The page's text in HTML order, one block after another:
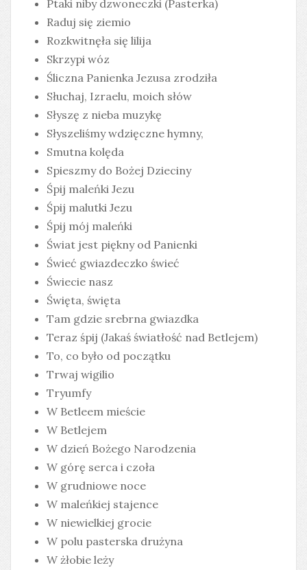
Ptaki niby dzwoneczki (Pasterka)
Raduj się ziemio
Rozkwitnęła się lilija
Skrzypi wóz
Śliczna Panienka Jezusa zrodziła
Słuchaj, Izraelu, moich słów
Słyszę z nieba muzykę
Słyszeliśmy wdzięczne hymny,
Smutna kolęda
Spieszmy do Bożej Dzieciny
Śpij maleńki Jezu
Śpij malutki Jezu
Śpij mój maleńki
Świat jest piękny od Panienki
Świeć gwiazdeczko świeć
Świecie nasz
Święta, święta
Tam gdzie srebrna gwiazdka
Teraz śpij (Jakaś światłość nad Betlejem)
To, co było od początku
Trwaj wigilio
Tryumfy
W Betleem mieście
W Betlejem
W dzień Bożego Narodzenia
W górę serca i czoła
W grudniowe noce
W maleńkiej stajence
W niewielkiej grocie
W polu pasterska drużyna
W żłobie leży